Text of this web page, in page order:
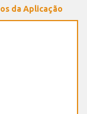
da Aplicação